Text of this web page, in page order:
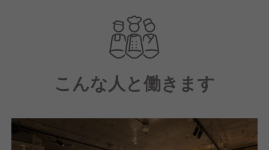
また、「高評価を得ているホテルの一員として成長し
たい」という言葉をいただくことも少なくありませ
しかし、入社して数年が経ち、仕事に慣れ、楽しいこ
辛いことがある日、
あなたの原動力となるものは何でしょうか？
こんな人と働きます